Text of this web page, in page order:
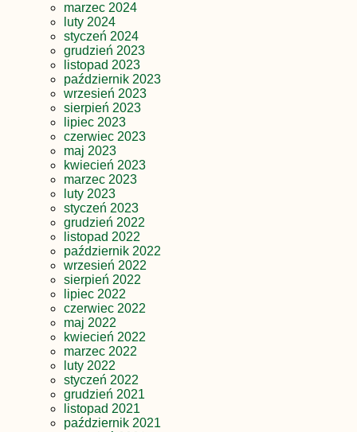
marzec 2024
luty 2024
styczeń 2024
grudzień 2023
listopad 2023
październik 2023
wrzesień 2023
sierpień 2023
lipiec 2023
czerwiec 2023
maj 2023
kwiecień 2023
marzec 2023
luty 2023
styczeń 2023
grudzień 2022
listopad 2022
październik 2022
wrzesień 2022
sierpień 2022
lipiec 2022
czerwiec 2022
maj 2022
kwiecień 2022
marzec 2022
luty 2022
styczeń 2022
grudzień 2021
listopad 2021
październik 2021